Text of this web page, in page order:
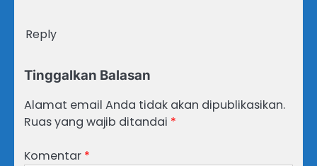
Reply
Tinggalkan Balasan
Alamat email Anda tidak akan dipublikasikan.
Ruas yang wajib ditandai *
Komentar *